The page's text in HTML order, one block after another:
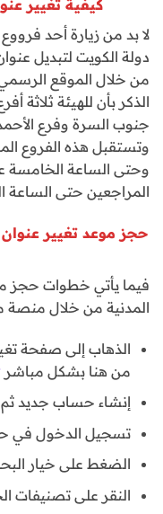
كيفية تغيير
لا بد من زيارة أحد
دولة الكويت لتبديل
من خلال الموقع الرسمي
الذكر بأن للهيئة
جنوب السرة وفرع
وتستقبل هذه الفروع
وحتى الساعة الخامسة
المراجعين حتى الساعة
حجز موعد تغيير
فيما يأتي خطوات حجز
المدنية من خلال منصة
الذهاب إلى صفحة
من هنا بشكل مباشر
إنشاء حساب جديد ثم
تسجيل الدخول في
الضغط على خيار
النقر على تصنيفات